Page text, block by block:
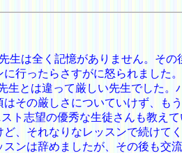
生は全く記憶がありません。そ
行ったらさすがに怒られました
生とは違って厳しい先生でした
はその厳しさについていけず、
ト志望の優秀な生徒さんも教え
、それなりなレッスンで続けて
ンは辞めましたが、その後も交